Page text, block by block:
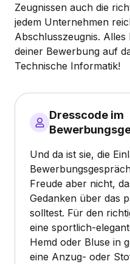
Zeugnissen auch die
jedem Unternehmen
Abschlusszeugnis.
deiner Bewerbung auf
Technische Informatik!
Dresscode im
Und da ist sie, die
Freude aber nicht,
Gedanken über das
solltest. Für den
eine sportlich-
Hemd oder Bluse in
eine Anzug- oder